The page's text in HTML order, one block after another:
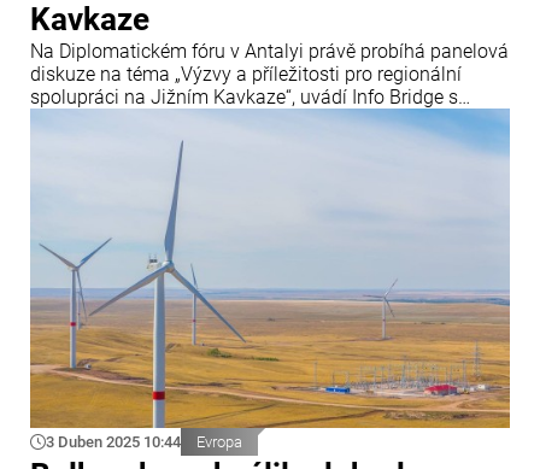
Kavkaze
Na Diplomatickém fóru v Antalyi právě probíhá panelová
diskuze na téma „Výzvy a příležitosti pro regionální
spolupráci na Jižním Kavkaze“, uvádí Info Bridge s
odkazem na Trend. Panelu se účastní ministr zahraničí
Ázerbájdžánu Jejhun Bayramov, ministryně zahraničí
Gruzie Maka Botchorishvili a arménský ministr zahraničí
3 Duben 2025 10:44 Evropa